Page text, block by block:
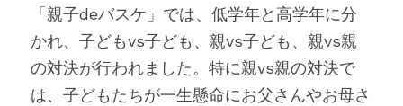
「親子deバスケ」では、低学年と高学年に分
かれ、子どもvs子ども、親vs子ども、親vs親
の対決が行われました。特に親vs親の対決で
は、子どもたちが一生懸命にお父さんやお母さ